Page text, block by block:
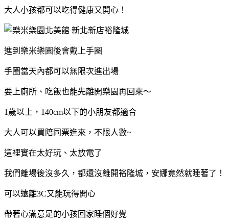
大人小孩都可以吃得健康又開心！
進到樂米樂園後會戴上手圈
手圈當天內都可以無限次進出場
要上廁所、吃飯也能先離開樂園再回來～
1歲以上，140cm以下的小朋友都適合
大人可以買陪同票進來，不限人數~
這裡實在太好玩、太放電了
我們離場後沒多久，都還沒離開裕隆城，安娜竟然就睡著了！
可以遠離3C又能玩得開心
帶著心滿意足的小孩回家睡個好覺